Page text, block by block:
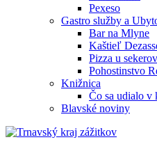
Pexeso
Gastro služby a
Bar na Mlyne
Kaštieľ
Pizza u
Pohostinstvo
Knižnica
Čo sa udialo v
Blavské noviny